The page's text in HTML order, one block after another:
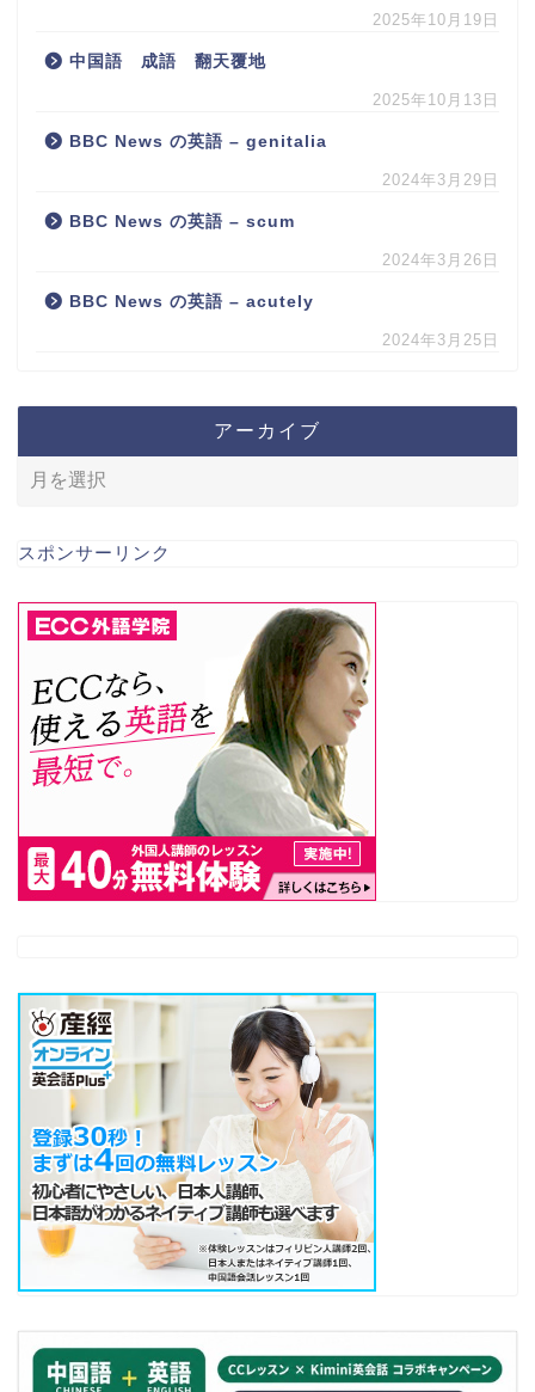
2025年10月19日
中国語 成語 翻天覆地
2025年10月13日
BBC News の英語 – genitalia
2024年3月29日
BBC News の英語 – scum
2024年3月26日
BBC News の英語 – acutely
2024年3月25日
アーカイブ
スポンサーリンク